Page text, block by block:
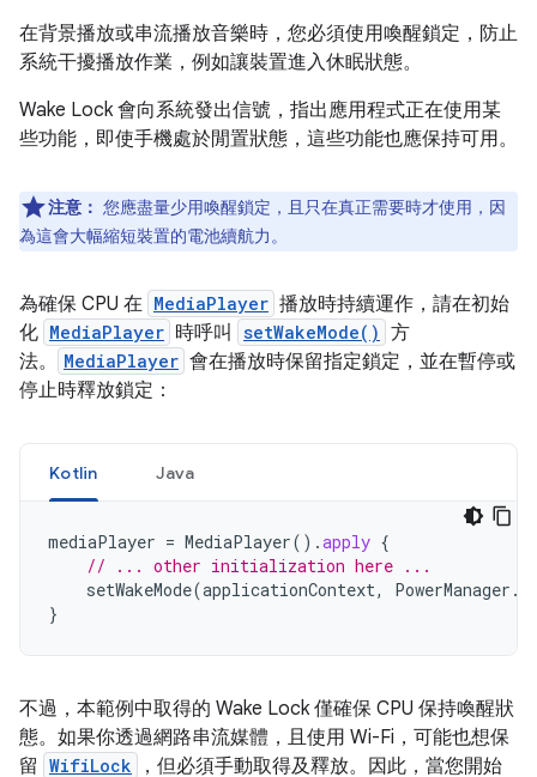
在背景播放或串流播放音樂時，您必須使用喚醒鎖定，防止
系統干擾播放作業，例如讓裝置進入休眠狀態。
Wake Lock 會向系統發出信號，指出應用程式正在使用某
些功能，即使手機處於閒置狀態，這些功能也應保持可用。
注意： 您應盡量少用喚醒鎖定，且只在真正需要時才使用，因
為這會大幅縮短裝置的電池續航力。
為確保 CPU 在 MediaPlayer 播放時持續運作，請在初始
化 MediaPlayer 時呼叫 setWakeMode() 方
法。
MediaPlayer 會在播放時保留指定鎖定，並在暫停或
停止時釋放鎖定：
Kotlin Java
mediaPlayer = MediaPlayer().apply {
// ... other initialization here ...
setWakeMode(applicationContext, PowerManager .
}
不過，本範例中取得的 Wake Lock 僅確保 CPU 保持喚醒狀
態。如果你透過網路串流媒體，且使用 Wi-Fi，可能也想保
留 WifiLock ，但必須手動取得及釋放。因此，當您開始